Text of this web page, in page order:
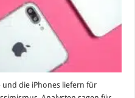
und die iPhones liefern für